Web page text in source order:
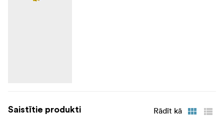
Saistītie produkti Rādīt kā